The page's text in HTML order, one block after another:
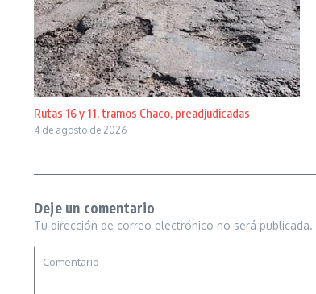
Rutas 16 y 11, tramos Chaco, preadjudicadas
4 de agosto de 2026
Deje un comentario
Tu dirección de correo electrónico no será publicada.